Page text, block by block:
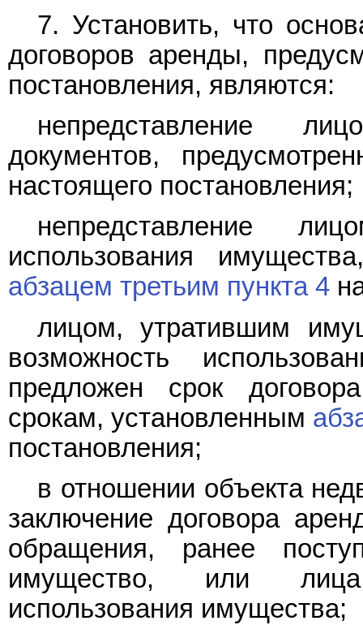
7. Установить, что
договоров аренды,
постановления, являются:
непредставление
документов,
настоящего постановления;
непредставление
использования
абзацем третьим пункта 4
лицом, утратившим
возможность
предложен срок
срокам, установленным
постановления;
в отношении объекта
заключение договора
обращения, ранее
имущество, или
использования имущества;